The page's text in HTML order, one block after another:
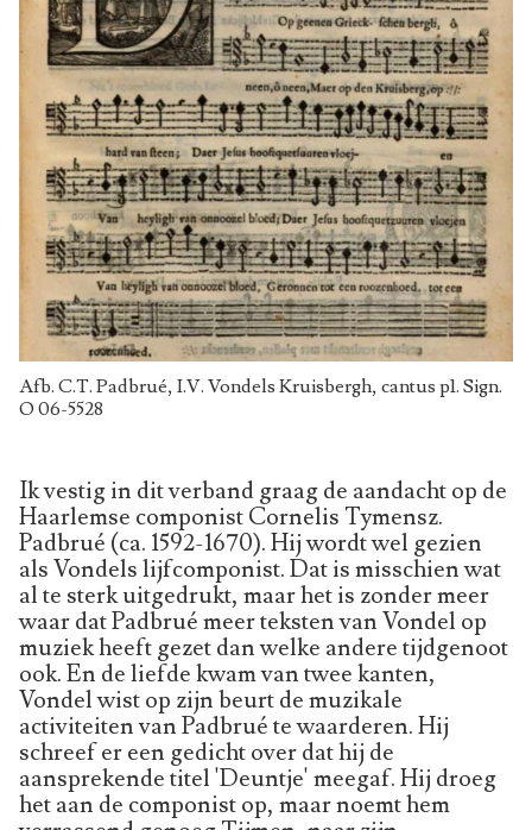
Afb. C.T. Padbrué, I.V. Vondels Kruisbergh, cantus p1. Sign.
O 06-5528
Ik vestig in dit verband graag de aandacht op de
Haarlemse componist Cornelis Tymensz.
Padbrué (ca. 1592-1670). Hij wordt wel gezien
als Vondels lijfcomponist. Dat is misschien wat
al te sterk uitgedrukt, maar het is zonder meer
waar dat Padbrué meer teksten van Vondel op
muziek heeft gezet dan welke andere tijdgenoot
ook. En de liefde kwam van twee kanten,
Vondel wist op zijn beurt de muzikale
activiteiten van Padbrué te waarderen. Hij
schreef er een gedicht over dat hij de
aansprekende titel 'Deuntje' meegaf. Hij droeg
het aan de componist op, maar noemt hem